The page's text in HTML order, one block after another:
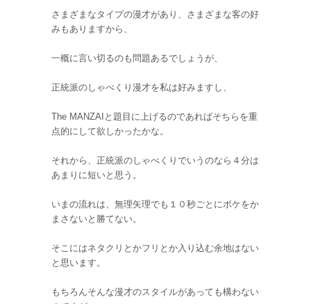
さまざまなタイプの漫才があり、さまざまな客の好
みもありますから、
一概に言い切るのも問題あるでしょうが、
正統派のしゃべくり漫才を私は好みますし、
The MANZAIと題目に上げるのであればそちらを重
点的にして欲しかったかな。
それから、正統派のしゃべくりでいうのなら４分は
あまりに短いと思う。
いまの流れは、無理矢理でも１０秒ごとにボケをか
まさないと勝てない。
そこにはネタクリとかフリとか入り込む余地はない
と思います。
もちろんそんな漫才のスタイルがあっても構わない